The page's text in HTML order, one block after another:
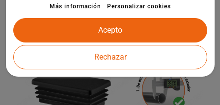
infantiles y otros elementos de la arquitectura de jardines.
Más información Personalizar cookies
Rechazar
Acepto